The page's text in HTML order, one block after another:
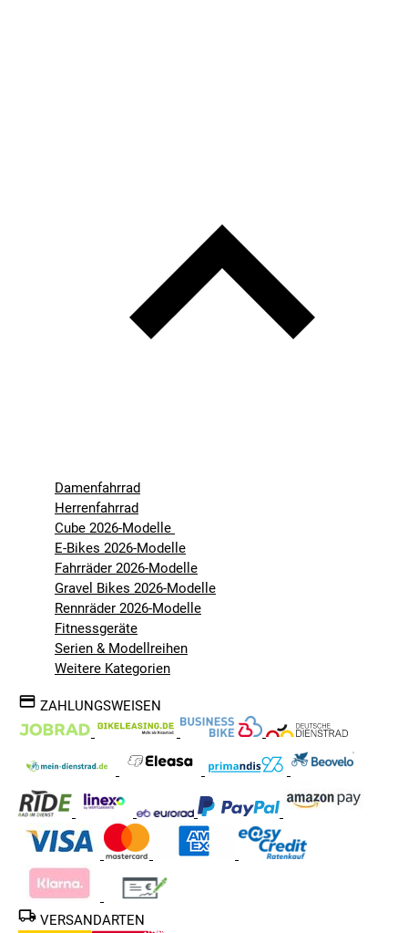
Damenfahrrad
Herrenfahrrad
Cube 2026-Modelle
E-Bikes 2026-Modelle
Fahrräder 2026-Modelle
Gravel Bikes 2026-Modelle
Rennräder 2026-Modelle
Fitnessgeräte
Serien & Modellreihen
Weitere Kategorien
ZAHLUNGSWEISEN
VERSANDARTEN